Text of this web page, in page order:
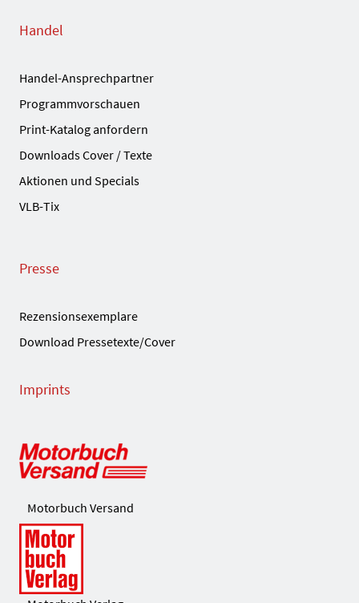
Handel
Handel-Ansprechpartner
Programmvorschauen
Print-Katalog anfordern
Downloads Cover / Texte
Aktionen und Specials
VLB-Tix
Presse
Rezensionsexemplare
Download Pressetexte/Cover
Imprints
Motorbuch Versand